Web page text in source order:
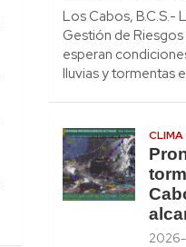
Los Cabos, B.C.S.-
Gestión de
esperan
lluvias y tormentas
CLIMA